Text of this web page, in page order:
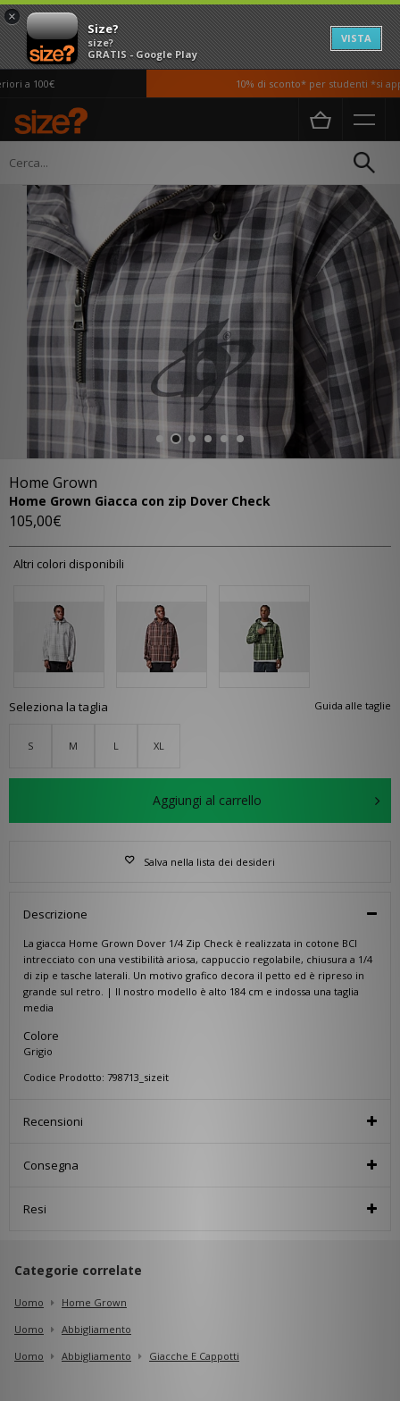
×
Size?
size?
GRATIS - Google Play
VISTA
a 100€ 10% di sconto* per studenti *si
Home Uomo
Home Grown
Home Grown Giacca con zip Dover Check
105,00€
Altri colori disponibili
Guida alle taglie
Seleziona la taglia
S M L XL
Aggiungi al carrello
Salva nella lista dei desideri
Descrizione
La giacca Home Grown Dover 1/4 Zip Check è realizzata in cotone BCI
intrecciato con una vestibilità ariosa, cappuccio regolabile, chiusura a 1/4
di zip e tasche laterali. Un motivo grafico decora il petto ed è ripreso in
grande sul retro. | Il nostro modello è alto 184 cm e indossa una taglia
media
Colore
Grigio
Codice Prodotto: 798713_sizeit
Recensioni
Consegna
Resi
Categorie correlate
Uomo
Home Grown
Uomo
Abbigliamento
Uomo
Abbigliamento Giacche E Cappotti